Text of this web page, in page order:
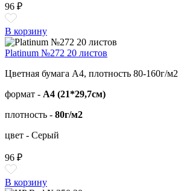
96 ₽
В корзину
Platinum №272 20 листов
Цветная бумага А4, плотность 80-160г/м2
формат - А4 (21*29,7см)
плотность - 80г/м2
цвет - Серый
96 ₽
В корзину